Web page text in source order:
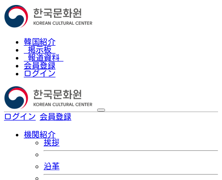
韓国紹介
掲示板
報道資料
会員登録
ログイン
ログイン 会員登録
機関紹介
挨拶
沿革